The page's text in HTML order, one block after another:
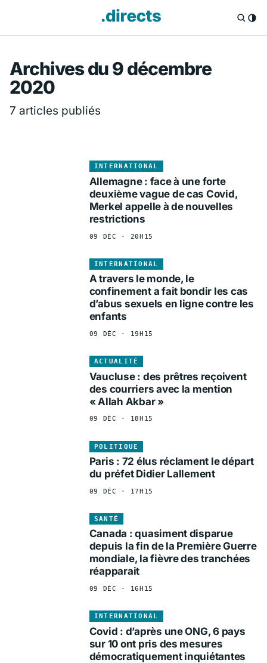
Directs.fr —
Archives du 9 décembre
2020
7 articles publiés
INTERNATIONAL
Allemagne : face à une forte
deuxième vague de cas Covid,
Merkel appelle à de nouvelles
restrictions
09 DÉC · 20H15
INTERNATIONAL
A travers le monde, le
confinement a fait bondir les cas
d’abus sexuels en ligne contre les
enfants
09 DÉC · 19H15
ACTUALITÉ
Vaucluse : des prêtres reçoivent
des courriers avec la mention
« Allah Akbar »
09 DÉC · 18H15
POLITIQUE
Paris : 72 élus réclament le départ
du préfet Didier Lallement
09 DÉC · 17H15
SANTÉ
Canada : quasiment disparue
depuis la fin de la Première Guerre
mondiale, la fièvre des tranchées
réapparait
09 DÉC · 16H15
INTERNATIONAL
Covid : d’après une ONG, 6 pays
sur 10 ont pris des mesures
démocratiquement inquiétantes